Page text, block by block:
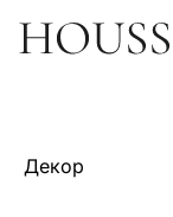
Декор